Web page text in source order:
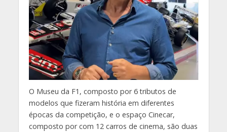
O Museu da F1, composto por 6 tributos de
modelos que fizeram história em diferentes
épocas da competição, e o espaço Cinecar,
composto por com 12 carros de cinema, são duas